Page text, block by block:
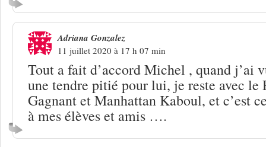
Adriana Gonzalez
11 juillet 2020 à 17 h 07 min
Tout a fait d’accord Michel , quand j’ai
une tendre pitié pour lui, je reste avec le
Gagnant et Manhattan Kaboul, et c’est
à mes élèves et amis ….